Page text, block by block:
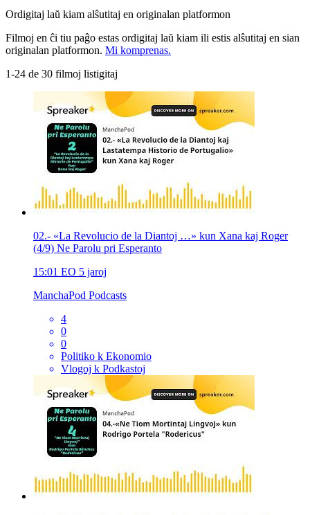
Ordigitaj laŭ kiam alŝutitaj en originalan platformon
Filmoj en ĉi tiu paĝo estas ordigitaj laŭ kiam ili estis alŝutitaj en sian
originalan platformon. Mi komprenas.
1-24 de 30 filmoj listigitaj
02.- «La Revolucio de la Diantoj …» kun Xana kaj Roger
(4/9) Ne Parolu pri Esperanto
15:01 EO 5 jaroj
ManchaPod Podcasts
4
0
0
Politiko k Ekonomio
Vlogoj k Podkastoj